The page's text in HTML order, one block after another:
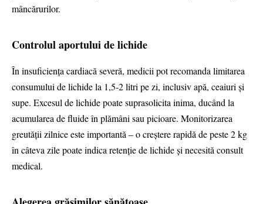
mâncărurilor.
Controlul aportului de lichide
În insuficiența cardiacă severă, medicii pot recomanda limitarea
consumului de lichide la 1,5-2 litri pe zi, inclusiv apă, ceaiuri și
supe. Excesul de lichide poate suprasolicita inima, ducând la
acumularea de fluide în plămâni sau picioare. Monitorizarea
greutății zilnice este importantă – o creștere rapidă de peste 2 kg
în câteva zile poate indica retenție de lichide și necesită consult
medical.